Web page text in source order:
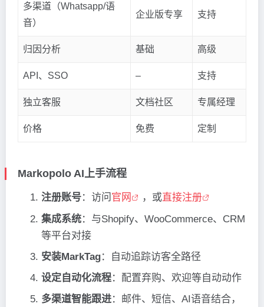
多渠道（Whatsapp/语
音）
企业版专享 支持
归因分析 基础 高级
API、SSO – 支持
独立客服 文档社区 专属经理
价格 免费 定制
Markopolo AI上手流程
注册账号：访问 官网 ，或直接注册
集成系统：与Shopify、WooCommerce、CRM
等平台对接
安装MarkTag：自动追踪访客全路径
设定自动化流程：配置弃购、欢迎等自动动作
多渠道智能跟进：邮件、短信、AI语音结合，